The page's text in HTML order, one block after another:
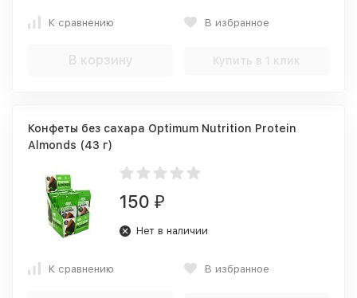
К сравнению В избранное
В корзину Купить в 1 клик
Конфеты без сахара Optimum Nutrition Protein
Almonds (43 г)
150 ₽
Нет в наличии
К сравнению В избранное